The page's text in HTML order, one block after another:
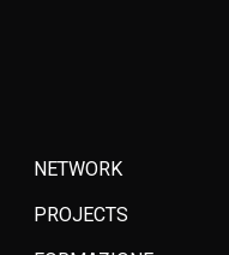
NETWORK
PROJECTS